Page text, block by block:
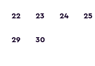
22 23 24 25
29 30